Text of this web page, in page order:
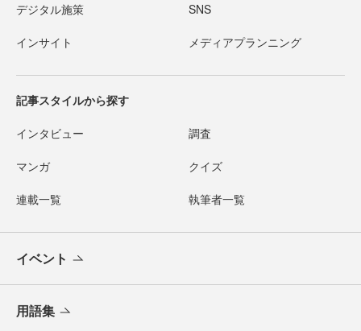
デジタル施策 SNS
インサイト メディアプランニング
記事スタイルから探す
インタビュー 調査
マンガ クイズ
連載一覧 執筆者一覧
イベント
用語集